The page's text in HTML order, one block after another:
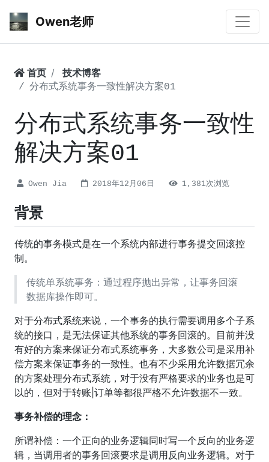
Owen老师
首页 技术博客
分布式系统事务一致性解决方案01
分布式系统事务一致性
解决方案01
Owen Jia 2018年12月06日 1,381次浏览
背景
传统的事务模式是在一个系统内部进行事务提交回滚控
制。
传统单系统事务：通过程序抛出异常，让事务回滚
数据库操作即可。
对于分布式系统来说，一个事务的执行需要调用多个子系
统的接口，是无法保证其他系统的事务回滚的。目前并没
有好的方案来保证分布式系统事务，大多数公司是采用补
偿方案来保证事务的一致性。也有不少采用允许数据冗余
的方案处理分布式系统，对于没有严格要求的业务也是可
以的，但对于转账|订单等都很严格不允许数据不一致。
事务补偿的理念：
所谓补偿：一个正向的业务逻辑同时写一个反向的业务逻
辑，当调用者的事务回滚要求是调用反向业务逻辑。对于